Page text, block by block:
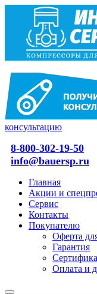
консультацию
8-800-302-19-50
info@bauersp.ru
Главная
Акции и
Сервис
Контакты
Покупателю
Оферта
Гарантия
Оплата и